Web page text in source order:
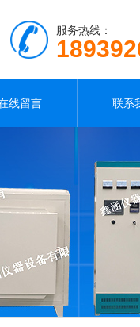
服务热线：
线留言 联系